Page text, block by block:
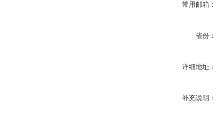
常用邮箱：
省份：
详细地址：
补充说明：